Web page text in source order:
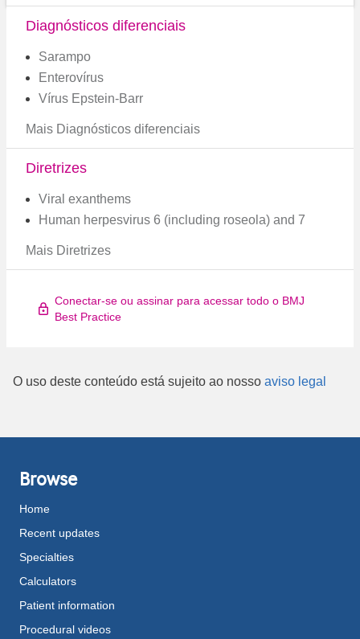
Diagnósticos diferenciais
Sarampo
Enterovírus
Vírus Epstein-Barr
Mais Diagnósticos diferenciais
Diretrizes
Viral exanthems
Human herpesvirus 6 (including roseola) and 7
Mais Diretrizes
Conectar-se ou assinar para acessar todo o BMJ
Best Practice
O uso deste conteúdo está sujeito ao nosso aviso legal
Browse
Home
Recent updates
Specialties
Calculators
Patient information
Procedural videos